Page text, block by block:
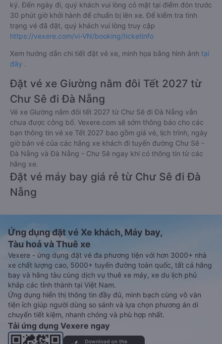
ký. Đến ngày đi, quý khách vui lòng có mặt tại điểm đón trước
30 phút giờ khởi hành để chuẩn bị lên xe. Để kiểm tra tình
trạng vé đã đặt, quý khách vui lòng truy cập
https://vexere.com/vi-VN/booking/ticketinfo
Xem hướng dẫn chi tiết đặt vé xe, minh họa bằng hình ảnh tại
đây .
Đặt vé xe Giường nằm đôi Tết 2027 từ
Chư Sê đi Đà Nẵng
Vé xe Giường nằm đôi tết 2027 từ Chư Sê đi Đà Nẵng vẫn
chưa được công bố. Vexere.com sẽ sớm thông báo cho các
bạn thông tin vé xe Tết 2027 bao gồm giá vé, lịch trình, ngày
giờ bán vé của các hãng xe khách đi tuyến đường Chư Sê -
Đà Nẵng và Đà Nẵng - Chư Sê ngay khi có thông tin từ các
hãng xe.
Đặt vé máy bay giá rẻ từ Chư Sê đi Đà
Nẵng
Ứng dụng đặt vé Xe khách, Máy bay,
Tàu hoả và Thuê xe
Vexere - ứng dụng đặt vé đa phương tiện với hơn 3000+ nhà
xe chất lượng cao, 5000+ tuyến đường toàn quốc, tất cả hãng
bay và hãng tàu cùng dịch vụ thuê xe máy, xe du lịch phủ
khắp các tỉnh thành tại Việt Nam.
Ứng dụng hiển thị thông tin đầy đủ, minh bạch cùng vô vàn
tiện ích giúp người dùng so sánh và lựa chọn phương án di
chuyển tiết kiệm, nhanh chóng và phù hợp nhất.
Tải ứng dụng Vexere ngay